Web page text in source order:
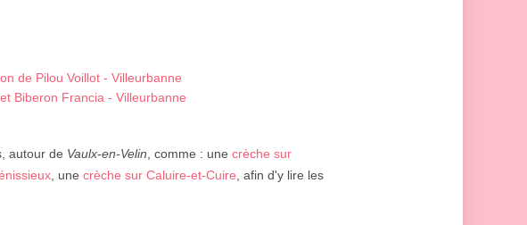
de Pilou Voillot - Villeurbanne
Biberon Francia - Villeurbanne
autour de Vaulx-en-Velin, comme : une crèche sur
, une crèche sur Caluire-et-Cuire, afin d'y lire les